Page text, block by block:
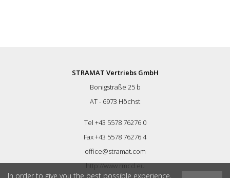
STRAMAT Vertriebs GmbH
Bonigstraße 25 b
AT - 6973 Höchst
Tel +43 5578 76276 0
Fax +43 5578 76276 4
office@stramat.com
http://www.rmcd.eu
In order to give you the best possible experience,